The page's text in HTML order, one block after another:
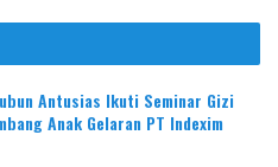
Antusias Ikuti Seminar Gizi
Anak Gelaran PT Indexim